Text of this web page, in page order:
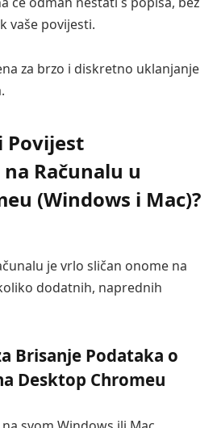
vaše povijesti.
za brzo i diskretno uklanjanje
Povijest
Računalu u
(Windows i Mac)?
je vrlo sličan onome na
dodatnih, naprednih
Brisanje Podataka o
Desktop Chromeu